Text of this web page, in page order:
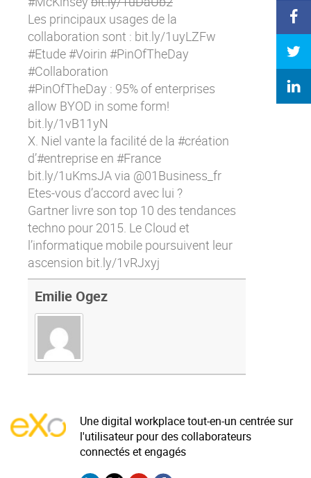
Les principaux usages de la
collaboration sont : bit.ly/1uyLZFw
#Etude #Voirin #PinOfTheDay
#Collaboration
#PinOfTheDay : 95% of enterprises
allow BYOD in some form!
bit.ly/1vB11yN
X. Niel vante la facilité de la #création
d’#entreprise en #France
bit.ly/1uKmsJAvia @01Business_fr
Etes-vous d’accord avec lui ?
Gartner livre son top 10 des tendances
techno pour 2015. Le Cloud et
l’informatique mobile poursuivent leur
ascension bit.ly/1vRJxyj
Emilie Ogez
Une digital workplace tout-en-un centrée sur
l'utilisateur pour des collaborateurs
connectés et engagés